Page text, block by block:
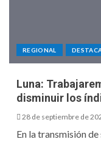
REGIONAL
Luna:
disminuir los
28 de septiembre de
En la transmisión